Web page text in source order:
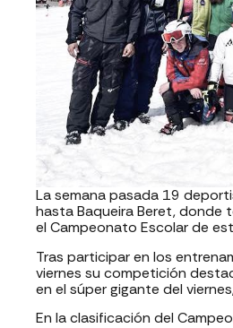
La semana pasada 19
hasta Baqueira Beret, donde
el Campeonato Escolar de
Tras participar en los
viernes su competición
en el súper gigante del
En la clasificación del